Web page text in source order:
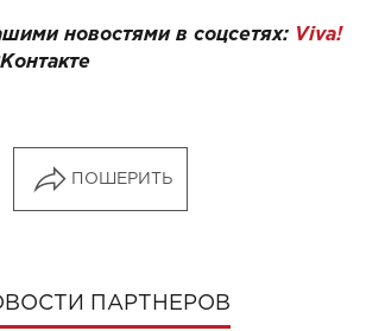
новостями в соцсетях: Viva!
ПОШЕРИТЬ
ПАРТНЕРОВ